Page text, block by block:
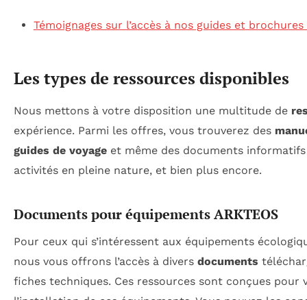
Témoignages sur l’accès à nos guides et
Les types de ressources disponibles
Nous mettons à votre disposition une multitude de
expérience. Parmi les offres, vous trouverez des
guides de voyage et même des documents
activités en pleine nature, et bien plus encore.
Documents pour équipements ARKTEOS
Pour ceux qui s’intéressent aux équipements
nous vous offrons l’accès à divers documents
fiches techniques. Ces ressources sont conçues